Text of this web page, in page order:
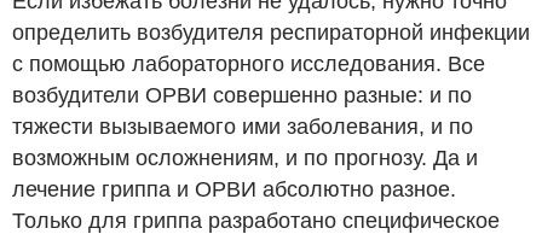
определить возбудителя респираторной инфекции
с помощью лабораторного исследования. Все
возбудители ОРВИ совершенно разные: и по
тяжести вызываемого ими заболевания, и по
возможным осложнениям, и по прогнозу. Да и
лечение гриппа и ОРВИ абсолютно разное.
Только для гриппа разработано специфическое